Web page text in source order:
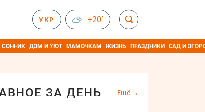
УКР +20°
СОННИК ДОМ И УЮТ МАМОЧКАМ ЖИЗНЬ ПРАЗДНИКИ САД И
ЗА ДЕНЬ Ещё